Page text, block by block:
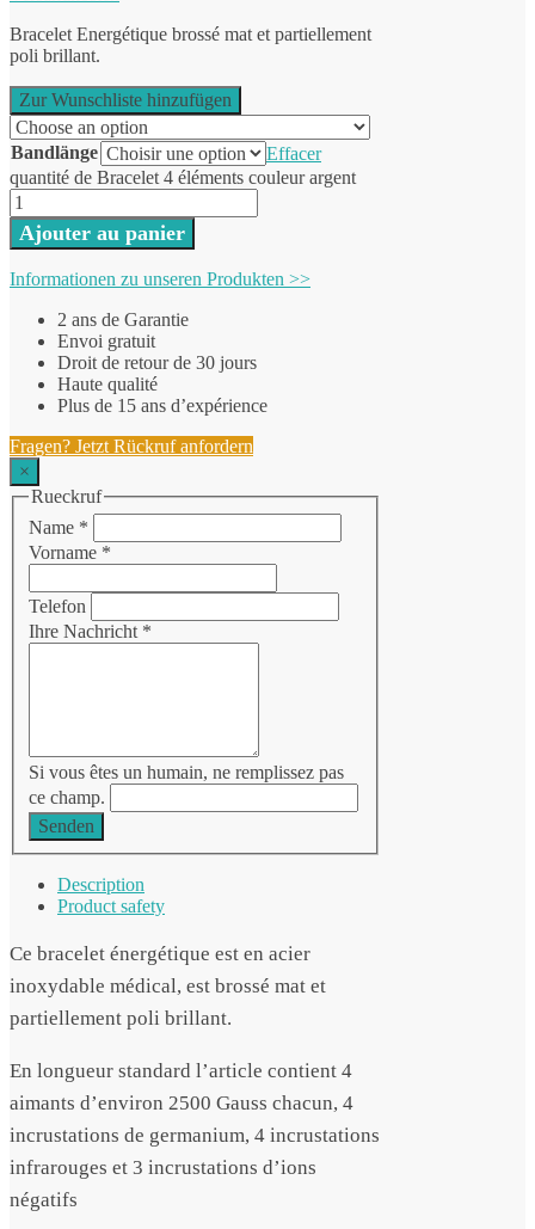
Bracelet Energétique brossé mat et partiellement
poli brillant.
Zur Wunschliste hinzufügen
Bandlänge
Effacer
quantité de Bracelet 4 éléments couleur argent
Ajouter au panier
Informationen zu unseren Produkten >>
2 ans de Garantie
Envoi gratuit
Droit de retour de 30 jours
Haute qualité
Plus de 15 ans d’expérience
Fragen? Jetzt Rückruf anfordern
×
Rueckruf
Name *
Vorname *
Telefon
Ihre Nachricht *
Si vous êtes un humain, ne remplissez pas
ce champ.
Senden
Description
Product safety
Ce bracelet énergétique est en acier
inoxydable médical, est brossé mat et
partiellement poli brillant.
En longueur standard l’article contient 4
aimants d’environ 2500 Gauss chacun, 4
incrustations de germanium, 4 incrustations
infrarouges et 3 incrustations d’ions
négatifs